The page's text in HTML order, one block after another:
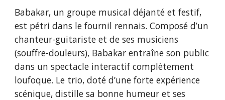
Babakar, un groupe musical déjanté et festif,
est pétri dans le fournil rennais. Composé d’un
chanteur-guitariste et de ses musiciens
(souffre-douleurs), Babakar entraîne son public
dans un spectacle interactif complètement
loufoque. Le trio, doté d’une forte expérience
scénique, distille sa bonne humeur et ses